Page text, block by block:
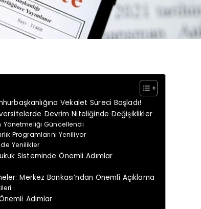
Vekalet Süreci Başladı!
Devrim Niteliğinde Değişiklikler
Yönetmeliği Güncellendi
Programlarını Yeniliyor
Yenilikler
Sisteminde Önemli Adımlar
Merkez Bankası’ndan Önemli Açıklama
Adımlar